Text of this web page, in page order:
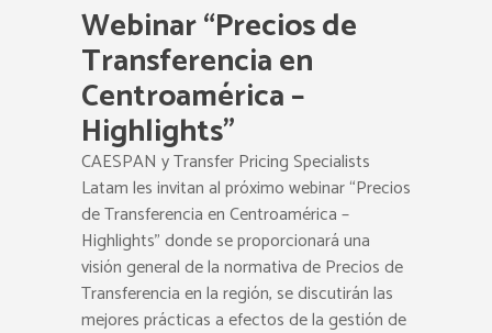
Webinar “Precios de
Transferencia en
Centroamérica –
Highlights”
CAESPAN y Transfer Pricing Specialists
Latam les invitan al próximo webinar “Precios
de Transferencia en Centroamérica –
Highlights” donde se proporcionará una
visión general de la normativa de Precios de
Transferencia en la región, se discutirán las
mejores prácticas a efectos de la gestión de